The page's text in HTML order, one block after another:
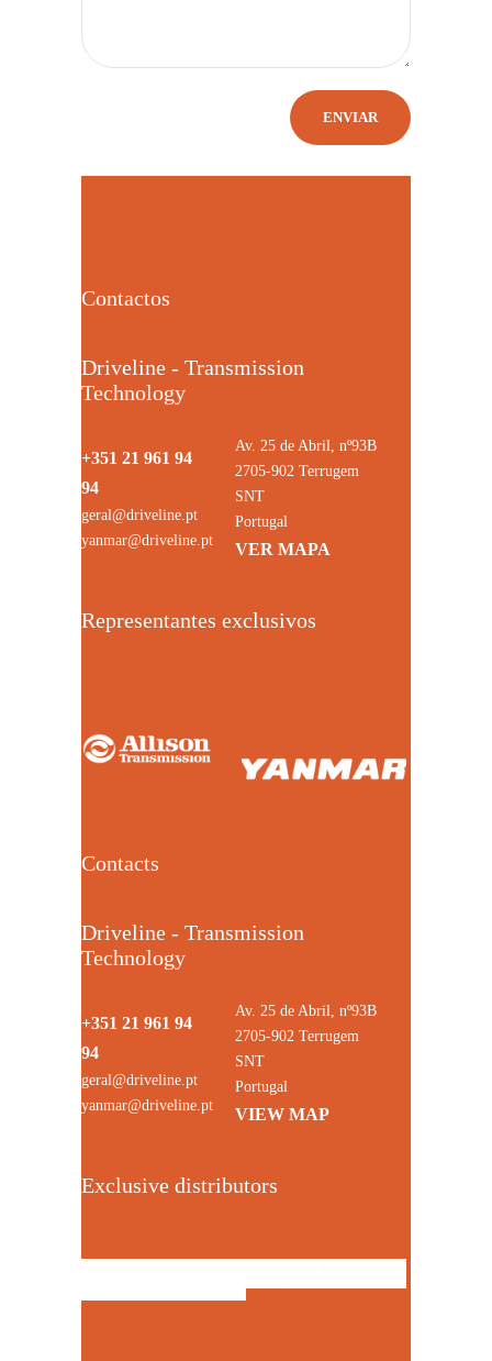
Contactos
Driveline - Transmission
Technology
+351 21 961 94
94
geral@driveline.pt
yanmar@driveline.pt
Av. 25 de Abril, nº93B
2705-902 Terrugem
SNT
Portugal
VER MAPA
Representantes exclusivos
Contacts
Driveline - Transmission
Technology
+351 21 961 94
94
geral@driveline.pt
yanmar@driveline.pt
Av. 25 de Abril, nº93B
2705-902 Terrugem
SNT
Portugal
VIEW MAP
Exclusive distributors